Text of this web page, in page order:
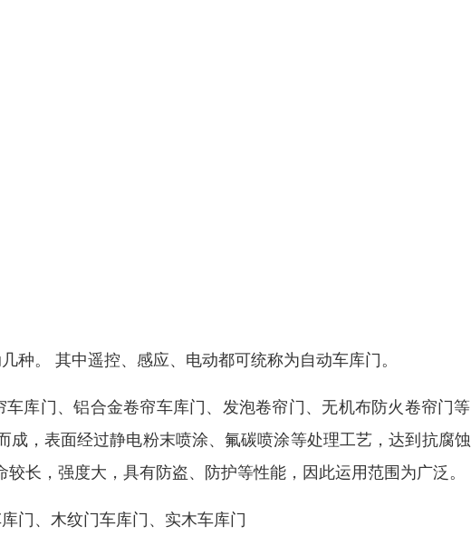
种。 其中遥控、感应、电动都可统称为自动车库门。
库门、铝合金卷帘车库门、发泡卷帘门、无机布防火卷帘门
，表面经过静电粉末喷涂、氟碳喷涂等处理工艺，达到抗腐
长，强度大，具有防盗、防护等性能，因此运用范围为广泛。
门、木纹门车库门、实木车库门